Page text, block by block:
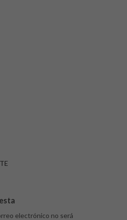
electrónico no será